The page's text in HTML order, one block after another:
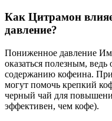
Как Цитрамон
давление?
Пониженное давление
оказаться полезным,
содержанию кофеина.
могут помочь крепкий
черный чай для
эффективен, чем кофе).